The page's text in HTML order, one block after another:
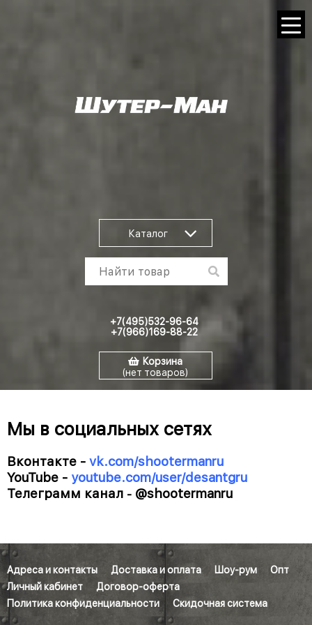
Каталог
+7(495)532-96-64
+7(966)169-88-22
Корзина
(нет товаров)
Мы в социальных сетях
Вконтакте - vk.com/shootermanru
YouTube - youtube.com/user/desantgru
Телеграмм канал - @shootermanru
Адреса и контакты Доставка и оплата Шоу-рум
Опт
Личный кабинет
Договор-оферта
Политика конфиденциальности
Скидочная система